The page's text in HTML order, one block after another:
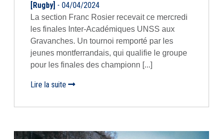
[Rugby] - 04/04/2024
La section Franc Rosier recevait ce mercredi
les finales Inter-Académiques UNSS aux
Gravanches. Un tournoi remporté par les
jeunes montferrandais, qui qualifie le groupe
pour les finales des championn [...]
Lire la suite